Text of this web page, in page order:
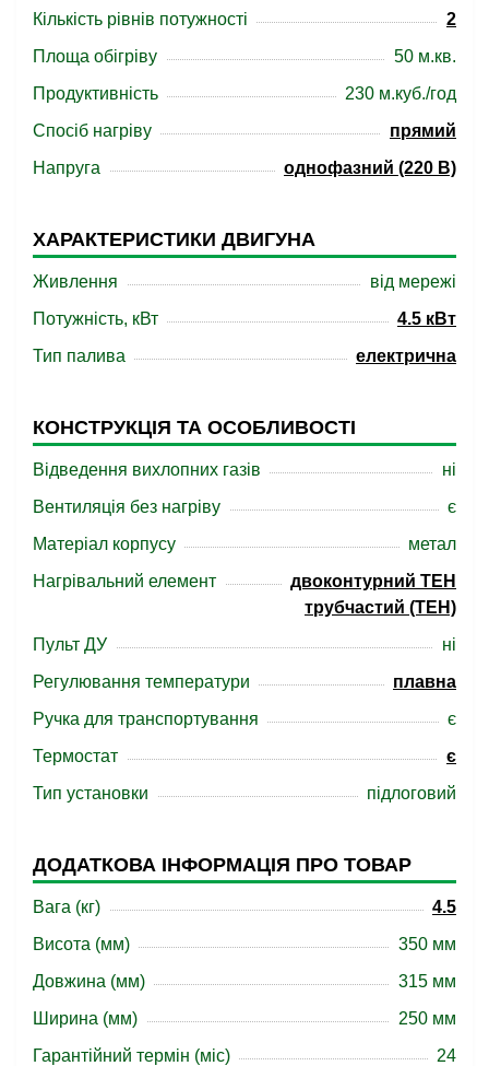
Кількість рівнів потужності
2
Площа обігріву
50 м.кв.
Продуктивність
230 м.куб./год
Спосіб нагріву
прямий
Напруга
однофазний (220 В)
ХАРАКТЕРИСТИКИ ДВИГУНА
Живлення
від мережі
Потужність, кВт
4.5 кВт
Тип палива
електрична
КОНСТРУКЦІЯ ТА ОСОБЛИВОСТІ
Відведення вихлопних газів
ні
Вентиляція без нагріву
є
Матеріал корпусу
метал
Нагрівальний елемент
двоконтурний ТЕН
трубчастий (ТЕН)
Пульт ДУ
ні
Регулювання температури
плавна
Ручка для транспортування
є
Термостат
є
Тип установки
підлоговий
ДОДАТКОВА ІНФОРМАЦІЯ ПРО ТОВАР
Вага (кг)
4.5
Висота (мм)
350 мм
Довжина (мм)
315 мм
Ширина (мм)
250 мм
Гарантійний термін (міс)
24